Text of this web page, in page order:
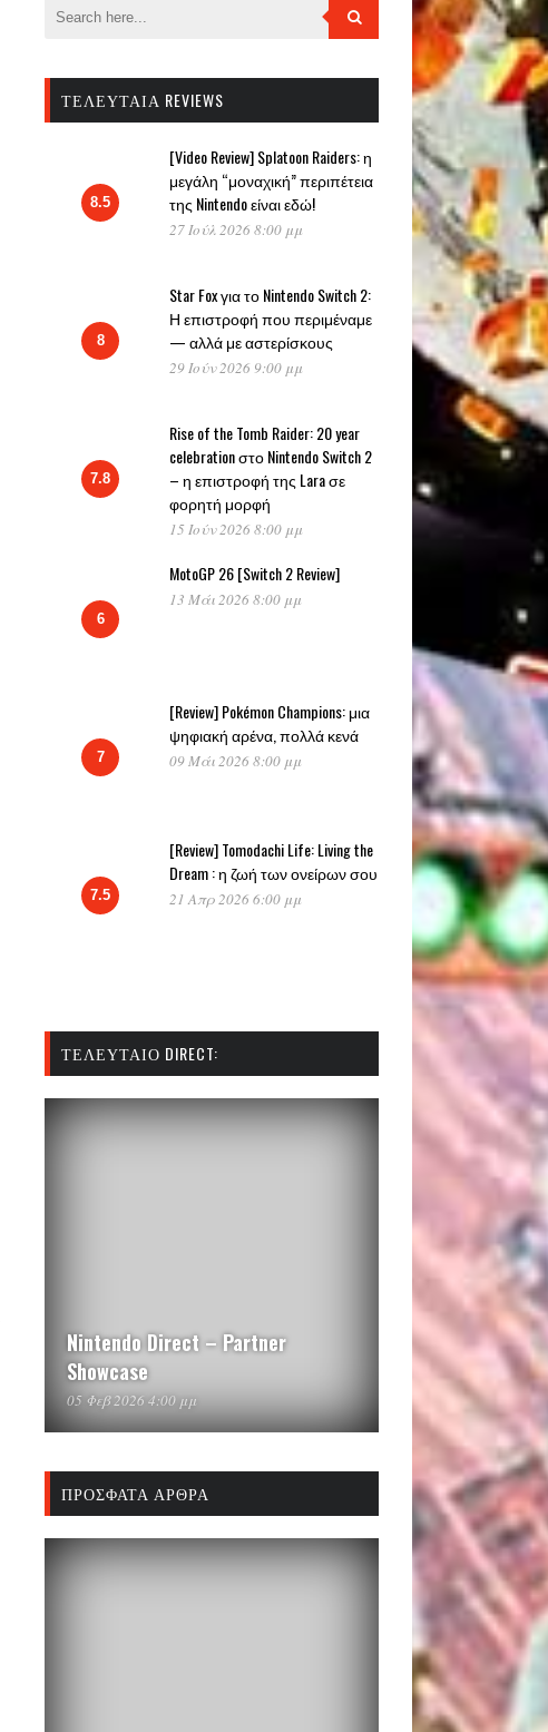
ΤΕΛΕΥΤΑΊΑ REVIEWS
8.5
[Video Review] Splatoon Raiders: η
μεγάλη “μοναχική” περιπέτεια
της Nintendo είναι εδώ!
27 Ιούλ 2026 8:00 μμ
8
Star Fox για το Nintendo Switch 2:
Η επιστροφή που περιμέναμε
— αλλά με αστερίσκους
29 Ιούν 2026 9:00 μμ
7.8
Rise of the Tomb Raider: 20 year
celebration στο Nintendo Switch 2
– η επιστροφή της Lara σε
φορητή μορφή
15 Ιούν 2026 8:00 μμ
6
MotoGP 26 [Switch 2 Review]
13 Μάι 2026 8:00 μμ
7
[Review] Pokémon Champions: μια
ψηφιακή αρένα, πολλά κενά
09 Μάι 2026 8:00 μμ
7.5
[Review] Tomodachi Life: Living the
Dream : η ζωή των ονείρων σου
21 Απρ 2026 6:00 μμ
ΤΕΛΕΥΤΑΊΟ DIRECT:
Nintendo Direct – Partner
Showcase
05 Φεβ 2026 4:00 μμ
ΠΡΌΣΦΑΤΑ ΆΡΘΡΑ